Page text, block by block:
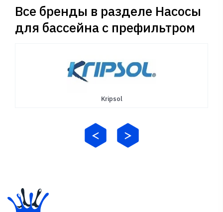
Все бренды в разделе Насосы
для бассейна с префильтром
Kripsol